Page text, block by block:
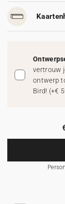
vertrouw
ontwerp
Bird! (+€